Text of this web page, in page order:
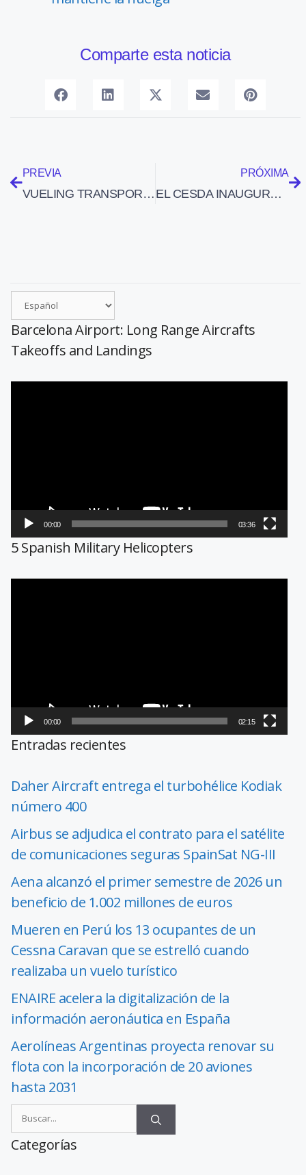
Comparte esta noticia
PREVIA
VUELING TRANSPORTÓ EN OCTUBRE EL 24% DE PASAJEROS QUE UTILIZARON EL AEROPUERTO DE BARCELONA
PRÓXIMA
EL CESDA INAUGURA DEMÀ EL CURS ACADÈMIC 2009 – 2010
Barcelona Airport: Long Range Aircrafts
Takeoffs and Landings
00:00 03:36
5 Spanish Military Helicopters
00:00 02:15
Entradas recientes
Daher Aircraft entrega el turbohélice Kodiak
número 400
Airbus se adjudica el contrato para el satélite
de comunicaciones seguras SpainSat NG-III
Aena alcanzó el primer semestre de 2026 un
beneficio de 1.002 millones de euros
Mueren en Perú los 13 ocupantes de un
Cessna Caravan que se estrelló cuando
realizaba un vuelo turístico
ENAIRE acelera la digitalización de la
información aeronáutica en España
Aerolíneas Argentinas proyecta renovar su
flota con la incorporación de 20 aviones
hasta 2031
Categorías